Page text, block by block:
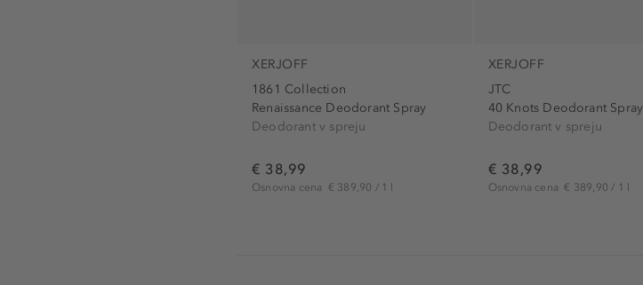
XERJOFF
1861 Collection
Renaissance Deodorant Spray
Deodorant v spreju
€ 38,99
Osnovna cena € 389,90 / 1 l
XERJOFF
JTC
40 Knots Deodorant Spray
Deodorant v spreju
€ 38,99
Osnovna cena € 389,90 / 1 l